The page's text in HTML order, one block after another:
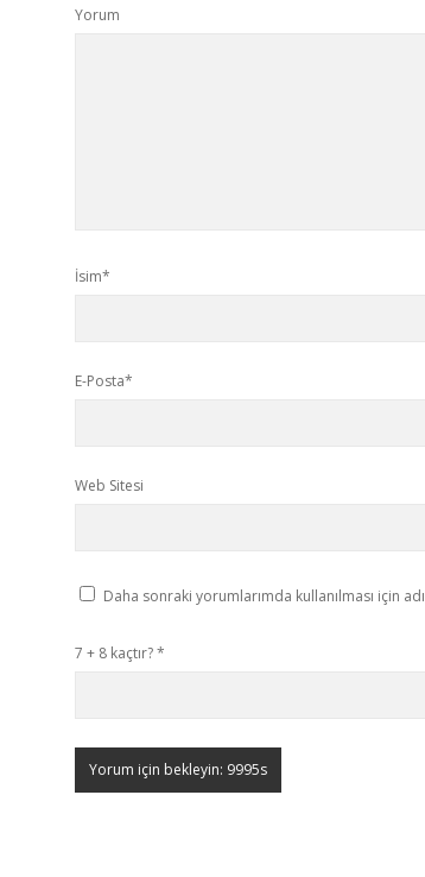
Yorum
İsim*
E-Posta*
Web Sitesi
Daha sonraki yorumlarımda kullanılması için
7 + 8 kaçtır?*